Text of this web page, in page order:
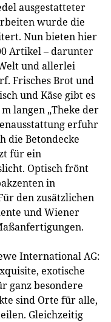
ausgestatteter
wurde die
Nun bieten hier
Artikel – darunter
und allerlei
Frisches Brot und
und Käse gibt es
langen „Theke der
erfuhr
die Betondecke
für ein
Optisch frönt
in
den zusätzlichen
und Wiener
International AG:
exotische
ganz besondere
sind Orte für alle,
Gleichzeitig